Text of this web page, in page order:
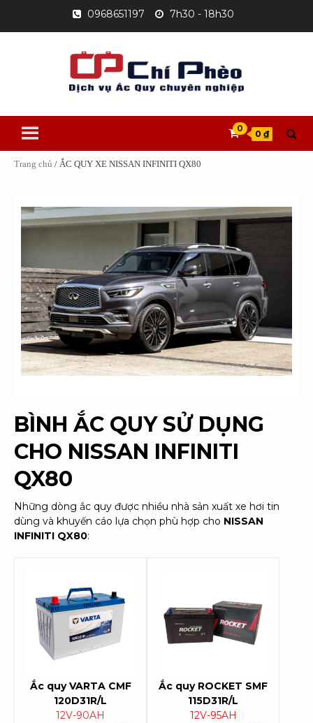
content
0968651197 7h30 - 18h30
0
0 ₫
Trang chủ / ẮC QUY XE NISSAN INFINITI QX80
BÌNH ẮC QUY SỬ DỤNG
CHO NISSAN INFINITI
QX80
Những dòng ắc quy được nhiều nhà sản xuất xe hơi tin
dùng và khuyến cáo lựa chọn phù hợp cho NISSAN
INFINITI QX80:
Ắc quy VARTA CMF
120D31R/L
12V-90AH
Ắc quy ROCKET SMF
115D31R/L
12V-95AH